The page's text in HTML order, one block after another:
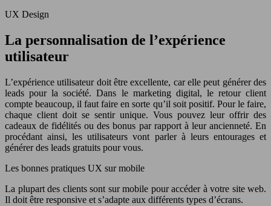
UX Design
La personnalisation de l’expérience
utilisateur
L’expérience utilisateur doit être excellente, car elle peut générer des
leads pour la société. Dans le marketing digital, le retour client
compte beaucoup, il faut faire en sorte qu’il soit positif. Pour le faire,
chaque client doit se sentir unique. Vous pouvez leur offrir des
cadeaux de fidélités ou des bonus par rapport à leur ancienneté. En
procédant ainsi, les utilisateurs vont parler à leurs entourages et
générer des leads gratuits pour vous.
Les bonnes pratiques UX sur mobile
La plupart des clients sont sur mobile pour accéder à votre site web.
Il doit être responsive et s’adapte aux différents types d’écrans.